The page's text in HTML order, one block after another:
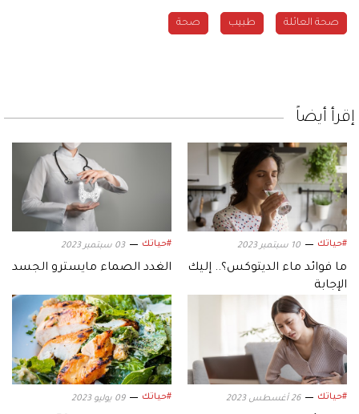
صحة العائلة طبيب صحة
إقرأ أيضاً
#حياتك 10 سبتمبر 2023
ما فوائد ماء الديتوكس؟.. إليك
الإجابة
#حياتك 03 سبتمبر 2023
الغدد الصماء مايسترو الجسد
#حياتك 26 أغسطس 2023 #حياتك 09 يوليو 2023